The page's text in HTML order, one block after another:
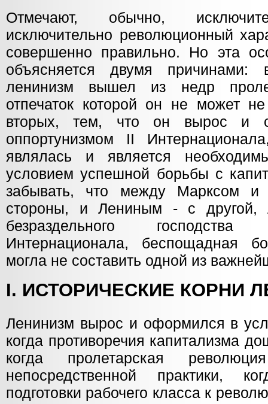
Отмечают, обычно,
исключительно революционный
совершенно правильно. Но эта
объясняется двумя причинами:
ленинизм вышел из недр
отпечаток которой он не может
вторых, тем, что он вырос и
оппортунизмом II
являлась и является
условием успешной борьбы с
забывать, что между Марксом и
стороны, и Лениным - с другой,
безраздельного
Интернационала, беспощадная
могла не составить одной из
I. ИСТОРИЧЕСКИЕ КОРНИ
Ленинизм вырос и оформился в
когда противоречия капитализма
когда пролетарская
непосредственной практики,
подготовки рабочего класса к